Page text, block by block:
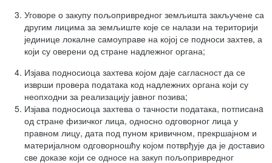
Уговоре о закупу пољопривредног земљишта закључене са
другим лицима за земљиште које се налази на територији
јединице локалне самоуправе на којој се подноси захтев, а
који су оверени од стране надлежног органа;
Изјава подносиоца захтева којом даје сагласност да се
изврши провера података код надлежних органа који су
неопходни за реализацију јавног позива;
Изјава подносиоца захтева о тачности података, потписанa
од стране физичког лица, односно одговорног лица у
правном лицу, дата под пуном кривичном, прекршајном и
материјалном одговорношћу којом потврђује да је доставио
све доказе који се односе на закуп пољопривредног